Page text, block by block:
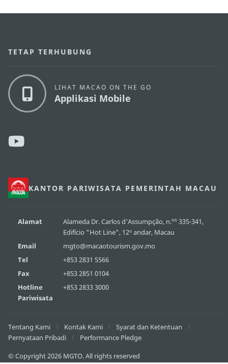
KANTOR PARIWISATA PEMERINTAH MACAU
Alamat Alameda Dr. Carlos d'Assumpção, n.os335-341,
Edifício "Hot Line", 12º andar, Macau
Email
mgto@macaotourism.gov.mo
Tel
+853 2831 5566
Fax
+853 2851 0104
Hotline
Pariwisata
+853 2833 3000
TETAP TERHUBUNG
LIHAT MACAO ON THE GO
Applikasi Mobile
Tentang Kami Kontak Kami
Syarat dan Ketentuan
Pernyataan Pribadi
Performance Pledge
© Copyright 2026 MGTO. All rights reserved